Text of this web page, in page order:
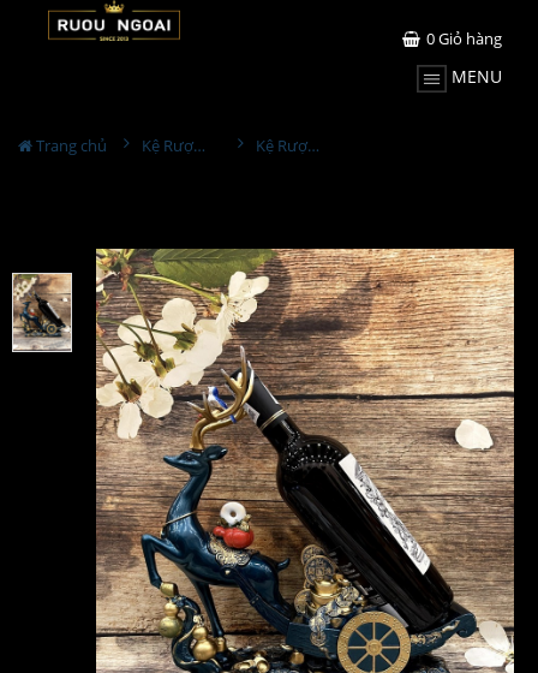
0Giỏ hàng
MENU
Trang chủ Kệ Rượu Siêu Đẹp Kệ Rượu Con Hươu MS29